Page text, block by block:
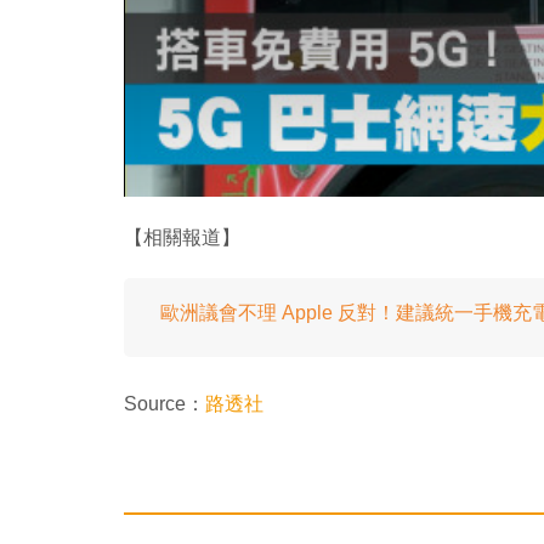
【相關報道】
歐洲議會不理 Apple 反對！建議統一手機充
Source： 路透社